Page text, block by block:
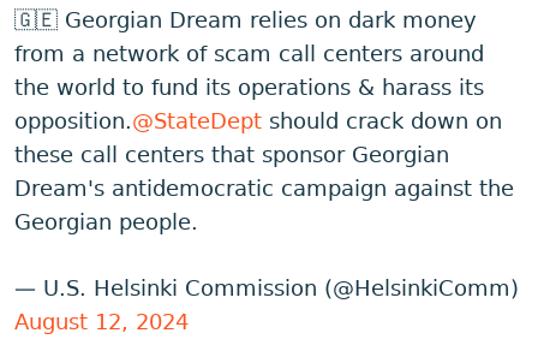
🇬🇪 Georgian Dream relies on dark money
from a network of scam call centers around
the world to fund its operations & harass its
opposition.@StateDept should crack down on
these call centers that sponsor Georgian
Dream's antidemocratic campaign against the
Georgian people.
— U.S. Helsinki Commission (@HelsinkiComm)
August 12, 2024